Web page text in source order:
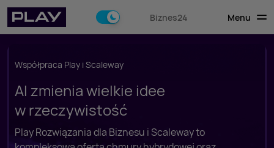
Biznes24 Menu
Współpraca Play i Scaleway
AI zmienia wielkie idee
w rzeczywistość
Play Rozwiązania dla Biznesu i Scaleway to